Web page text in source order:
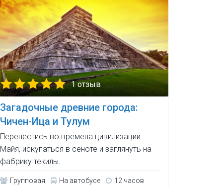
1 отзыв
Загадочные древние города:
Чичен-Ица и Тулум
Перенестись во времена цивилизации
Майя, искупаться в сеноте и заглянуть на
фабрику текилы.
Групповая На автобусе 12 часов